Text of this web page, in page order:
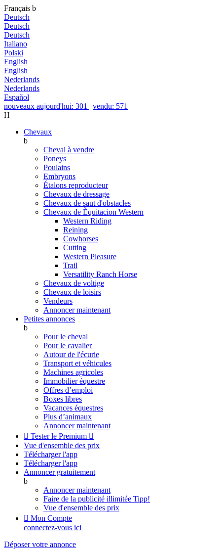
Français b
Deutsch
Deutsch
Deutsch
Italiano
Polski
English
English
Nederlands
Nederlands
Español
nouveaux aujourd'hui: 301 | vendu: 571
H
Chevaux
b
Cheval à vendre
Poneys
Poulains
Embryons
Étalons reproducteur
Chevaux de dressage
Chevaux de saut d'obstacles
Chevaux de Èquitacion Western
Western Riding
Reining
Cowhorses
Cutting
Western Pleasure
Trail
Versatility Ranch Horse
Chevaux de voltige
Chevaux de loisirs
Vendeurs
Annoncer maintenant
Petites annonces
b
Pour le cheval
Pour le cavalier
Autour de l'écurie
Transport et véhicules
Machines agricoles
Immobilier équestre
Offres d’emploi
Boxes libres
Vacances équestres
Plus d’animaux
Annoncer maintenant
 Tester le Premium 
Vue d'ensemble des prix
Télécharger l'app
Télécharger l'app
Annoncer gratuitement
b
Annoncer maintenant
Faire de la publicité illimitée Tipp!
Vue d'ensemble des prix
 Mon Compte
connectez-vous ici
Déposer votre annonce